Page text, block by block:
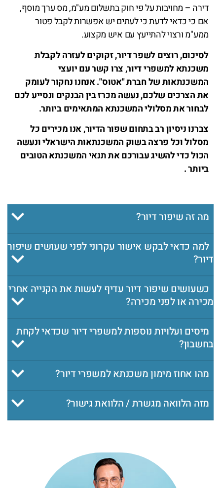
דירה – מחויבות על פי חוק בתשלום מע"מ, מס ערך מוסף,
אם כי כדאי לדעת כי לעתים יש אפשרות לקבל פטור
ממע"מ ורצוי להתייעץ עם איש מקצוע.
לסיכום, רוצים לשפר דיור, זקוקים לעזרה לקבלת
משכנתא למשפרי דיור, צרו קשר עם יועצי
המשכנתאות של חברת "אטוס". אנחנו נחקור לעומק
את הצרכים שלכם, נעשה מכרז בין הבנקים ונסייע לכם
לבחור את מסלולי המשכנתא המתאימים ביותר.
צברנו ניסיון רב בתחום שפור הדיור, אנו מכירים כל
מסלול וכל פרצה בשוק המשכנתאות הישראלי ונעשה
הכול כדי להשיג עבורכם את תנאי המשכנתא הטובים
ביותר .
מה זה שיפור דיור?
למה כדאי לבקש אישור עקרוני לפני שעושים שיפור
דיור?
כשעושים שיפור דיור עדיף לעשות את הקנייה אחרי
מכירה או לפני מכירה?
מיסים ועלויות נוספות למשפרי דיור שכדאי לקחת
בחשבון?
מהו אחוז מימון משכנתא למשפרי דיור?
מזה הלוואה מגשרת / הלוואת גישור?